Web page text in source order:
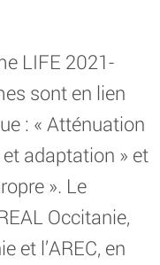
LIFE 2021-
sont en lien
: « Atténuation
adaptation » et
». Le
Occitanie,
et l’AREC, en